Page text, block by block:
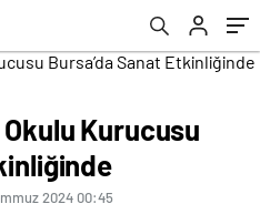
Kurucusu
2024 00:45